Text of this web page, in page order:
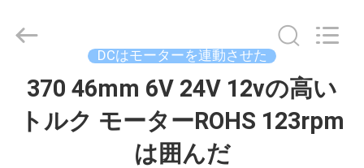
2021
International
Reserved.
DCはモーターを連動させた
370 46mm 6V 24V 12vの高い
トルク モーターROHS 123rpm
は囲んだ